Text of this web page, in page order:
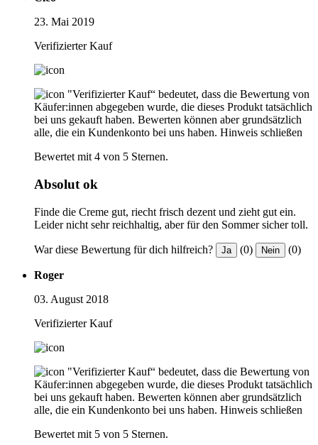
23. Mai 2019
Verifizierter Kauf
"Verifizierter Kauf“ bedeutet, dass die Bewertung von
Käufer:innen abgegeben wurde, die dieses Produkt tatsächlich
bei uns gekauft haben. Bewerten können aber grundsätzlich
alle, die ein Kundenkonto bei uns haben. Hinweis schließen
Bewertet mit 4 von 5 Sternen.
Absolut ok
Finde die Creme gut, riecht frisch dezent und zieht gut ein.
Leider nicht sehr reichhaltig, aber für den Sommer sicher toll.
War diese Bewertung für dich hilfreich? Ja (0) Nein (0)
Roger
03. August 2018
Verifizierter Kauf
"Verifizierter Kauf“ bedeutet, dass die Bewertung von
Käufer:innen abgegeben wurde, die dieses Produkt tatsächlich
bei uns gekauft haben. Bewerten können aber grundsätzlich
alle, die ein Kundenkonto bei uns haben. Hinweis schließen
Bewertet mit 5 von 5 Sternen.